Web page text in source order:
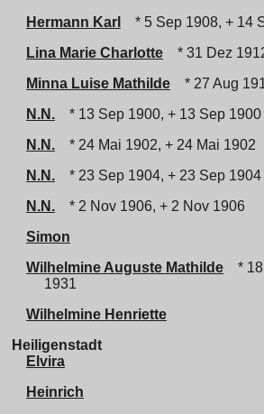
Hermann Karl
* 5 Sep 1908, + 14
Lina Marie Charlotte
* 31 Dez
Minna Luise Mathilde
* 27 Aug
N.N.
* 13 Sep 1900, + 13 Sep 1900
N.N.
* 24 Mai 1902, + 24 Mai 1902
N.N.
* 23 Sep 1904, + 23 Sep 1904
N.N.
* 2 Nov 1906, + 2 Nov 1906
Simon
Wilhelmine Auguste Mathilde
*
1931
Wilhelmine Henriette
Heiligenstadt
Elvira
Heinrich